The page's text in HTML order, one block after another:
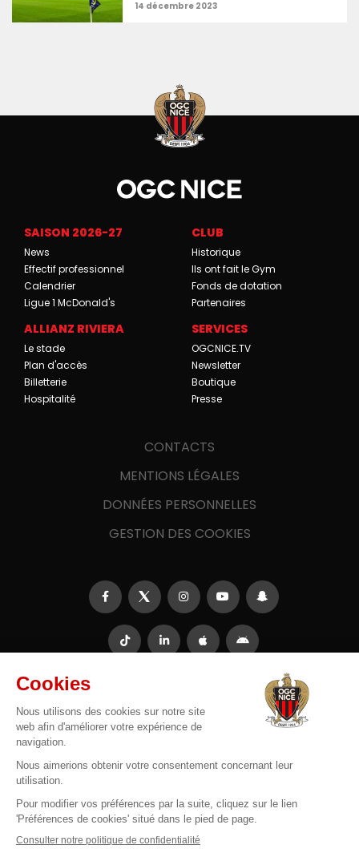
SAISON 2026-27
News
Effectif professionnel
Calendrier
Ligue 1 McDonald's
CLUB
Historique
Ils ont fait le Gym
Fonds de dotation
Partenaires
ALLIANZ RIVIERA
Le stade
Plan d'accès
Billetterie
Hospitalité
SERVICES
OGCNICE.TV
Newsletter
Boutique
Presse
CONTACTS
MENTIONS LÉGALES
DONNÉES PERSONNELLES
GESTION DES COOKIES